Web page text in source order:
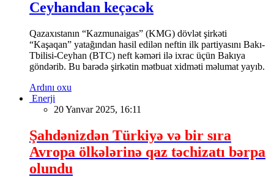
Ceyhandan keçəcək
Qazaxıstanın “Kazmunaigas” (KMG) dövlət şirkəti
“Kaşaqan” yatağından hasil edilən neftin ilk partiyasını Bakı-
Tbilisi-Ceyhan (BTC) neft kəməri ilə ixrac üçün Bakıya
göndərib. Bu barədə şirkətin mətbuat xidməti məlumat yayıb.
Ardını oxu
Enerji
20 Yanvar 2025, 16:11
Şahdənizdən Türkiyə və bir sıra
Avropa ölkələrinə qaz təchizatı bərpa
olundu